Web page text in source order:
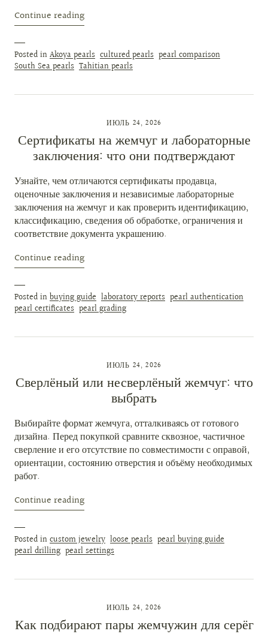
Continue reading
Posted inAkoya pearls cultured pearls pearl comparison
South Sea pearls Tahitian pearls
ИЮЛЬ 24, 2026
Сертификаты на жемчуг и лабораторные
заключения: что они подтверждают
Узнайте, чем отличаются сертификаты продавца,
оценочные заключения и независимые лабораторные
заключения на жемчуг и как проверить идентификацию,
классификацию, сведения об обработке, ограничения и
соответствие документа украшению.
Continue reading
Posted inbuying guide laboratory reports pearl authentication
pearl certificates pearl grading
ИЮЛЬ 24, 2026
Сверлёный или несверлёный жемчуг: что
выбрать
Выбирайте формат жемчуга, отталкиваясь от готового
дизайна. Перед покупкой сравните сквозное, частичное
сверление и его отсутствие по совместимости с оправой,
ориентации, состоянию отверстия и объёму необходимых
работ.
Continue reading
Posted incustom jewelry loose pearls pearl buying guide
pearl drilling pearl settings
ИЮЛЬ 24, 2026
Как подбирают пары жемчужин для серёг